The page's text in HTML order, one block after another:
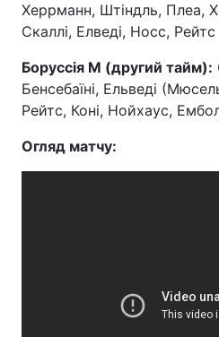
Херрманн, Штіндль, Плеа,
Скаллі, Елведі, Носс, Рейтс
Боруссія М (другий тайм):
Бенсебаїні, Ельведі
Рейтс, Коні, Нойхаус,
Огляд матчу: